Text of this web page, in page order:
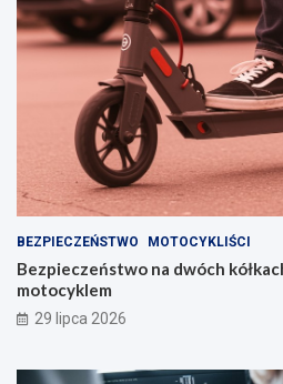
BEZPIECZEŃSTWO MOTOCYKLIŚCI
Bezpieczeństwo na dwóch
motocyklem
29 lipca 2026